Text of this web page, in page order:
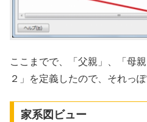
ここまでで、「父親」、「母
２」を定義したので、それっ
家系図ビュー